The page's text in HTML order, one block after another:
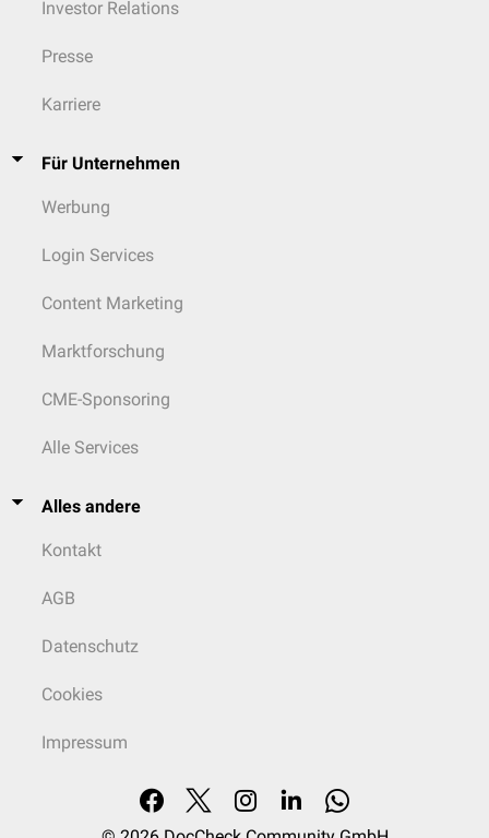
Investor Relations
Presse
Karriere
Für Unternehmen
Werbung
Login Services
Content Marketing
Marktforschung
CME-Sponsoring
Alle Services
Alles andere
Kontakt
AGB
Datenschutz
Cookies
Impressum